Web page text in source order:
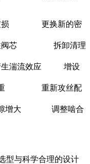
更换新的密
阀芯 拆卸清理
湍流效应 增设
重新攻丝配
增大 调整啮合
型与科学合理的设计